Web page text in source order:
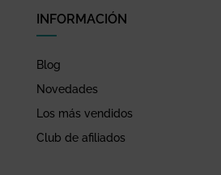
INFORMACIÓN
Blog
Novedades
Los más vendidos
Club de afiliados